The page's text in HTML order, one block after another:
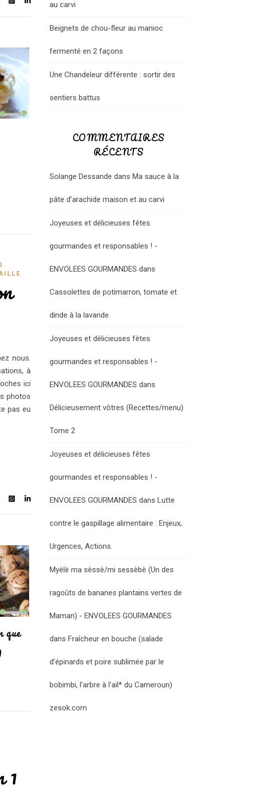
nous.
à
ici
photos
pas eu
que
1
au carvi
Beignets de chou-fleur au manioc
fermenté en 2 façons
Une Chandeleur différente : sortir des
sentiers battus
COMMENTAIRES
RÉCENTS
Solange Dessande dans Ma sauce à la
pâte d’arachide maison et au carvi
Joyeuses et délicieuses fêtes
gourmandes et responsables ! -
ENVOLEES GOURMANDES dans
Cassolettes de potimarron, tomate et
dinde à la lavande
Joyeuses et délicieuses fêtes
gourmandes et responsables ! -
ENVOLEES GOURMANDES dans
Délicieusement vôtres (Recettes/menu)
Tome 2
Joyeuses et délicieuses fêtes
gourmandes et responsables ! -
ENVOLEES GOURMANDES dans Lutte
contre le gaspillage alimentaire : Enjeux,
Urgences, Actions.
Myèlè ma sèssè/mi sessèbè (Un des
ragoûts de bananes plantains vertes de
Maman) - ENVOLEES GOURMANDES
dans Fraîcheur en bouche (salade
d’épinards et poire sublimée par le
bobimbi, l’arbre à l’ail* du Cameroun)
zesok.com